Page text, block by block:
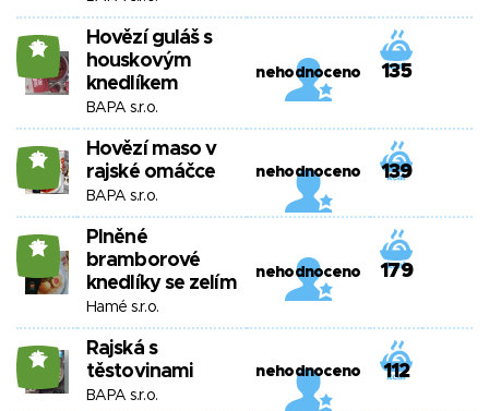
18
Hovězí guláš s
houskovým
knedlíkem
BAPA s.r.o.
nehodnoceno 135
18
Hovězí maso v
rajské omáčce
BAPA s.r.o.
nehodnoceno 139
17
Plněné
bramborové
knedlíky se zelím
Hamé s.r.o.
nehodnoceno 179
16
Rajská s
těstovinami
BAPA s.r.o.
nehodnoceno 112